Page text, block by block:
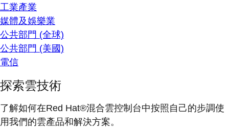
工業產業
媒體及娛樂業
公共部門 (全球)
公共部門 (美國)
電信
探索雲技術
了解如何在Red Hat®混合雲控制台中按照自己的步調使
用我們的雲產品和解決方案。